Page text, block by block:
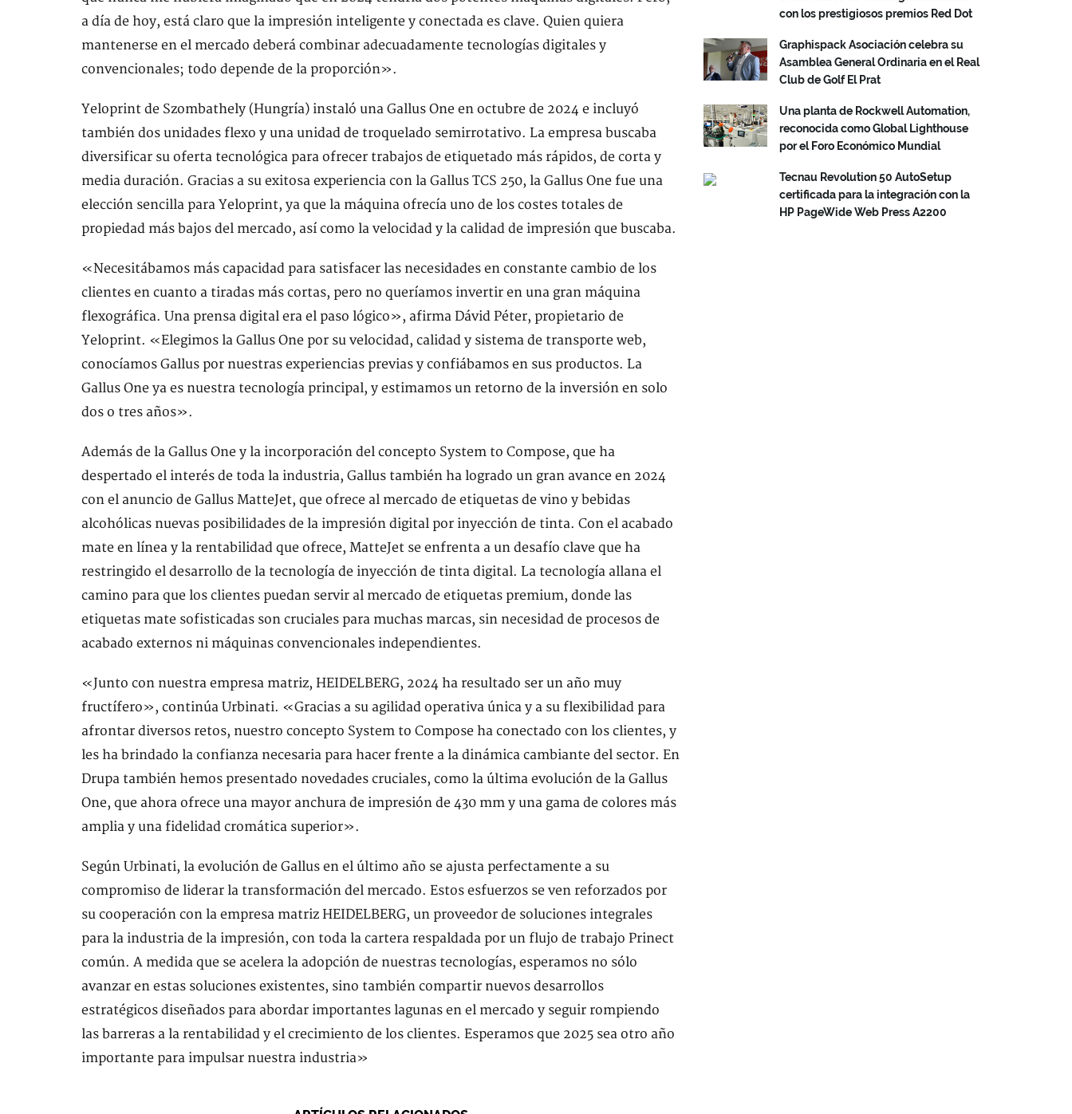
a día de hoy, está claro que la impresión inteligente y conectada es clave. Quien quiera
mantenerse en el mercado deberá combinar adecuadamente tecnologías digitales y
convencionales; todo depende de la proporción».
Yeloprint de Szombathely (Hungría) instaló una Gallus One en octubre de 2024 e incluyó
también dos unidades flexo y una unidad de troquelado semirrotativo. La empresa buscaba
diversificar su oferta tecnológica para ofrecer trabajos de etiquetado más rápidos, de corta y
media duración. Gracias a su exitosa experiencia con la Gallus TCS 250, la Gallus One fue una
elección sencilla para Yeloprint, ya que la máquina ofrecía uno de los costes totales de
propiedad más bajos del mercado, así como la velocidad y la calidad de impresión que buscaba.
«Necesitábamos más capacidad para satisfacer las necesidades en constante cambio de los
clientes en cuanto a tiradas más cortas, pero no queríamos invertir en una gran máquina
flexográfica. Una prensa digital era el paso lógico», afirma Dávid Péter, propietario de
Yeloprint. «Elegimos la Gallus One por su velocidad, calidad y sistema de transporte web,
conocíamos Gallus por nuestras experiencias previas y confiábamos en sus productos. La
Gallus One ya es nuestra tecnología principal, y estimamos un retorno de la inversión en solo
dos o tres años».
Además de la Gallus One y la incorporación del concepto System to Compose, que ha
despertado el interés de toda la industria, Gallus también ha logrado un gran avance en 2024
con el anuncio de Gallus MatteJet, que ofrece al mercado de etiquetas de vino y bebidas
alcohólicas nuevas posibilidades de la impresión digital por inyección de tinta. Con el acabado
mate en línea y la rentabilidad que ofrece, MatteJet se enfrenta a un desafío clave que ha
restringido el desarrollo de la tecnología de inyección de tinta digital. La tecnología allana el
camino para que los clientes puedan servir al mercado de etiquetas premium, donde las
etiquetas mate sofisticadas son cruciales para muchas marcas, sin necesidad de procesos de
acabado externos ni máquinas convencionales independientes.
«Junto con nuestra empresa matriz, HEIDELBERG, 2024 ha resultado ser un año muy
fructífero», continúa Urbinati. «Gracias a su agilidad operativa única y a su flexibilidad para
afrontar diversos retos, nuestro concepto System to Compose ha conectado con los clientes, y
les ha brindado la confianza necesaria para hacer frente a la dinámica cambiante del sector. En
Drupa también hemos presentado novedades cruciales, como la última evolución de la Gallus
One, que ahora ofrece una mayor anchura de impresión de 430 mm y una gama de colores más
amplia y una fidelidad cromática superior».
Según Urbinati, la evolución de Gallus en el último año se ajusta perfectamente a su
compromiso de liderar la transformación del mercado. Estos esfuerzos se ven reforzados por
su cooperación con la empresa matriz HEIDELBERG, un proveedor de soluciones integrales
para la industria de la impresión, con toda la cartera respaldada por un flujo de trabajo Prinect
común. A medida que se acelera la adopción de nuestras tecnologías, esperamos no sólo
avanzar en estas soluciones existentes, sino también compartir nuevos desarrollos
estratégicos diseñados para abordar importantes lagunas en el mercado y seguir rompiendo
las barreras a la rentabilidad y el crecimiento de los clientes. Esperamos que 2025 sea otro año
importante para impulsar nuestra industria»
con los prestigiosos premios Red Dot
Graphispack Asociación celebra su
Asamblea General Ordinaria en el Real
Club de Golf El Prat
Una planta de Rockwell Automation,
reconocida como Global Lighthouse
por el Foro Económico Mundial
Tecnau Revolution 50 AutoSetup
certificada para la integración con la
HP PageWide Web Press A2200